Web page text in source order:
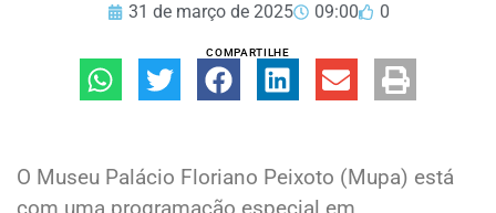
31 de março de 2025 09:00 0
COMPARTILHE
O Museu Palácio Floriano Peixoto (Mupa) está